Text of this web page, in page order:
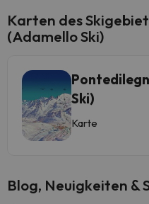
Karten des
(Adamello Ski)
Ski)
Karte
Blog, Neuigkeiten &